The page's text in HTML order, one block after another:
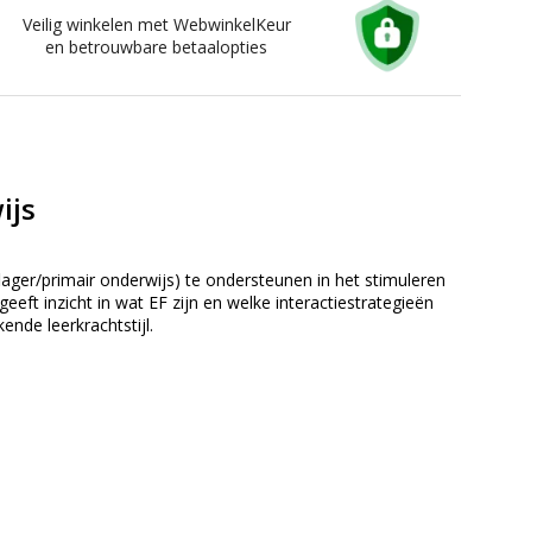
Veilig winkelen met WebwinkelKeur
en betrouwbare betaalopties
primair onderwijs) te ondersteunen in het stimuleren
inzicht in wat EF zijn en welke interactiestrategieën
leerkrachtstijl.